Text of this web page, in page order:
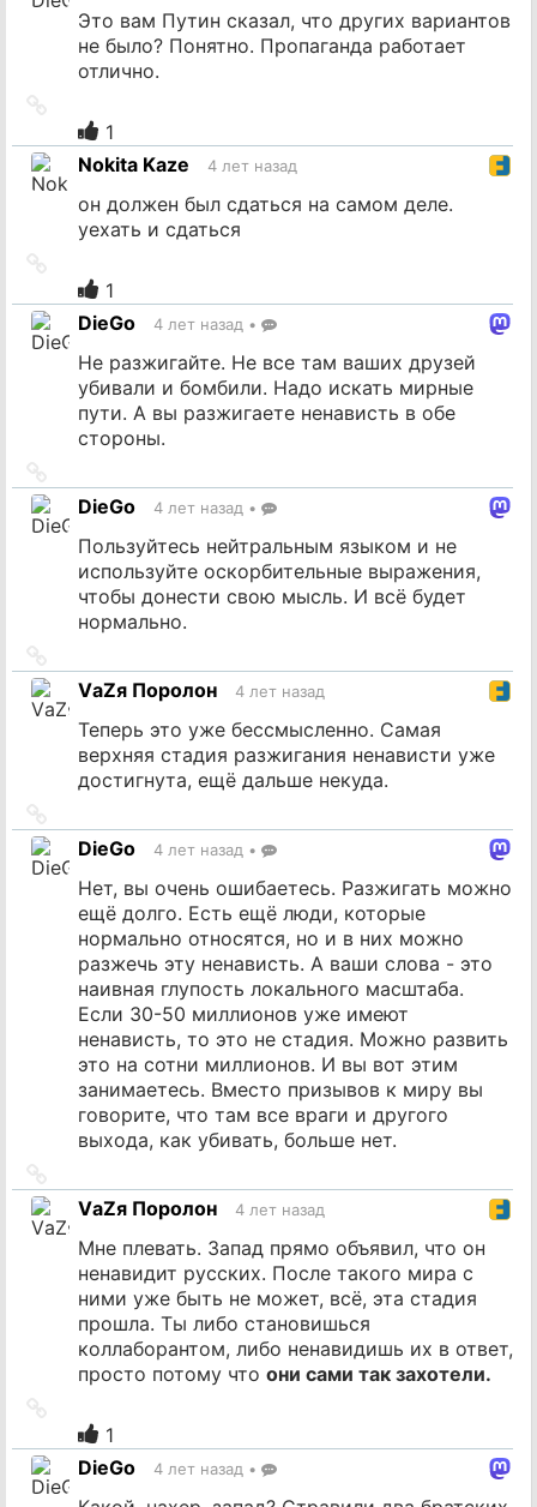
Это вам Путин сказал, что других вариантов
не было? Понятно. Пропаганда работает
отлично.
источник
1
Nokita Kaze
4 лет назад
он должен был сдаться на самом деле.
уехать и сдаться
источник
1
DieGo
4 лет назад •
Не разжигайте. Не все там ваших друзей
убивали и бомбили. Надо искать мирные
пути. А вы разжигаете ненависть в обе
стороны.
на
источник
DieGo 4 лет назад •
Пользуйтесь нейтральным языком и не
используйте оскорбительные выражения,
чтобы донести свою мысль. И всё будет
нормально.
на
источник
VаZя Поролон 4 лет назад
Теперь это уже бессмысленно. Самая
верхняя стадия разжигания ненависти уже
достигнута, ещё дальше некуда.
на
источник
DieGo 4 лет назад •
Нет, вы очень ошибаетесь. Разжигать можно
ещё долго. Есть ещё люди, которые
нормально относятся, но и в них можно
разжечь эту ненависть. А ваши слова - это
наивная глупость локального масштаба.
Если 30-50 миллионов уже имеют
ненависть, то это не стадия. Можно развить
это на сотни миллионов. И вы вот этим
занимаетесь. Вместо призывов к миру вы
говорите, что там все враги и другого
выхода, как убивать, больше нет.
на
источник
VаZя Поролон 4 лет назад
Мне плевать. Запад прямо объявил, что он
ненавидит русских. После такого мира с
ними уже быть не может, всё, эта стадия
прошла. Ты либо становишься
коллаборантом, либо ненавидишь их в ответ,
просто потому что они сами так захотели.
источник
1
DieGo
4 лет назад •